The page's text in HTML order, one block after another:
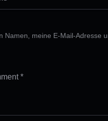
Namen, meine E-Mail-Adresse